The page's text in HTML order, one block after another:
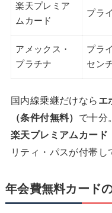
楽天プレミア
ムカード
プラ
アメックス・
プラチナ
プラ
セン
国内線乗継だけなら エ
（条件付無料） で十分
楽天プレミアムカード
リティ・パスが付帯し
年会費無料カード